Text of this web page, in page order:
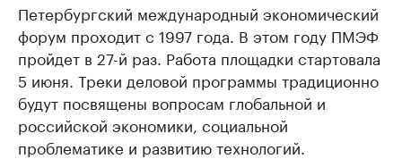
Петербургский международный экономический
форум проходит с 1997 года. В этом году ПМЭФ
пройдет в 27-й раз. Работа площадки стартовала
5 июня. Треки деловой программы традиционно
будут посвящены вопросам глобальной и
российской экономики, социальной
проблематике и развитию технологий.